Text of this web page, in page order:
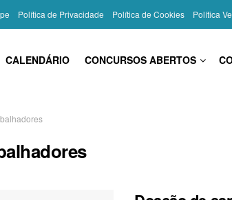
Política de Privacidade Política de Cookies Política
CALENDÁRIO CONCURSOS ABERTOS